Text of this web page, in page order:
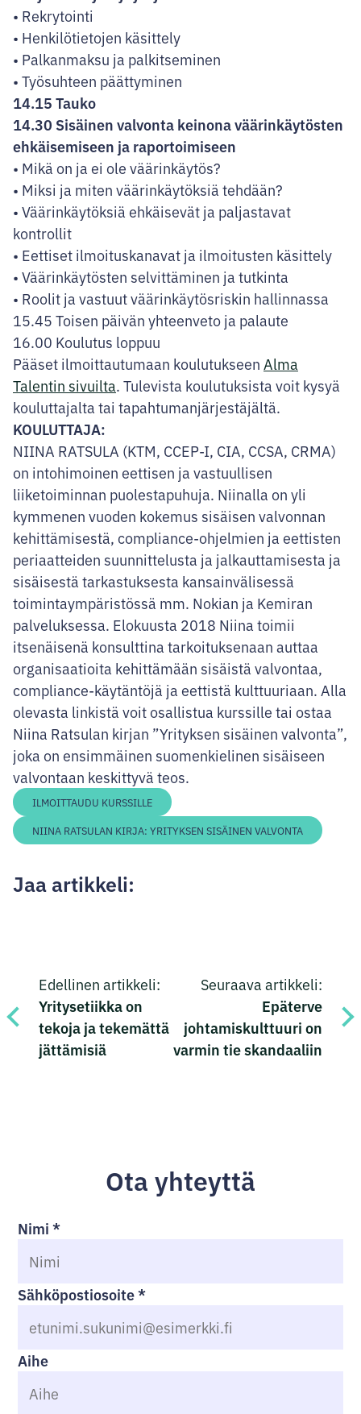
• Rekrytointi
• Henkilötietojen käsittely
• Palkanmaksu ja palkitseminen
• Työsuhteen päättyminen
14.15 Tauko
14.30 Sisäinen valvonta keinona väärinkäytösten
ehkäisemiseen ja raportoimiseen
• Mikä on ja ei ole väärinkäytös?
• Miksi ja miten väärinkäytöksiä tehdään?
• Väärinkäytöksiä ehkäisevät ja paljastavat
kontrollit
• Eettiset ilmoituskanavat ja ilmoitusten käsittely
• Väärinkäytösten selvittäminen ja tutkinta
• Roolit ja vastuut väärinkäytösriskin hallinnassa
15.45 Toisen päivän yhteenveto ja palaute
16.00 Koulutus loppuu
Pääset ilmoittautumaan koulutukseen Alma
Talentin sivuilta. Tulevista koulutuksista voit kysyä
kouluttajalta tai tapahtumanjärjestäjältä.
KOULUTTAJA:
NIINA RATSULA (KTM, CCEP-I, CIA, CCSA, CRMA)
on intohimoinen eettisen ja vastuullisen
liiketoiminnan puolestapuhuja. Niinalla on yli
kymmenen vuoden kokemus sisäisen valvonnan
kehittämisestä, compliance-ohjelmien ja eettisten
periaatteiden suunnittelusta ja jalkauttamisesta ja
sisäisestä tarkastuksesta kansainvälisessä
toimintaympäristössä mm. Nokian ja Kemiran
palveluksessa. Elokuusta 2018 Niina toimii
itsenäisenä konsulttina tarkoituksenaan auttaa
organisaatioita kehittämään sisäistä valvontaa,
compliance-käytäntöjä ja eettistä kulttuuriaan. Alla
olevasta linkistä voit osallistua kurssille tai ostaa
Niina Ratsulan kirjan ”Yrityksen sisäinen valvonta”,
joka on ensimmäinen suomenkielinen sisäiseen
valvontaan keskittyvä teos.
ILMOITTAUDU KURSSILLE
NIINA RATSULAN KIRJA: YRITYKSEN SISÄINEN VALVONTA
Jaa artikkeli:
selaus
Edellinen artikkeli:
Yritysetiikka on
tekoja ja tekemättä
jättämisiä
Seuraava artikkeli:
Epäterve
johtamiskulttuuri on
varmin tie skandaaliin
Ota yhteyttä
Nimi*
Sähköpostiosoite*
Aihe